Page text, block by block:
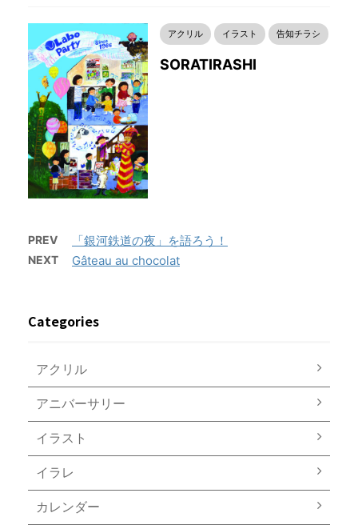
アクリル イラスト 告知チラシ
SORATIRASHI
PREV 「銀河鉄道の夜」を語ろう！
NEXT Gâteau au chocolat
Categories
アクリル
アニバーサリー
イラスト
イラレ
カレンダー